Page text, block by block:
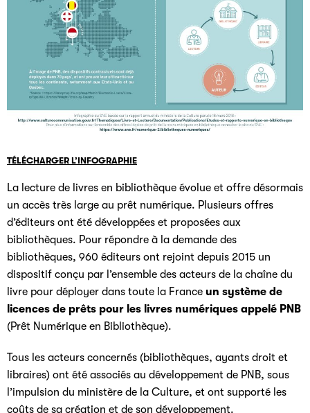
TÉLÉCHARGER L’INFOGRAPHIE
La lecture de livres en bibliothèque évolue et offre désormais
un accès très large au prêt numérique. Plusieurs offres
d’éditeurs ont été développées et proposées aux
bibliothèques. Pour répondre à la demande des
bibliothèques, 960 éditeurs ont rejoint depuis 2015 un
dispositif conçu par l’ensemble des acteurs de la chaîne du
livre pour déployer dans toute la France un système de
licences de prêts pour les livres numériques appelé PNB
(Prêt Numérique en Bibliothèque).
Tous les acteurs concernés (bibliothèques, ayants droit et
libraires) ont été associés au développement de PNB, sous
l’impulsion du ministère de la Culture, et ont supporté les
coûts de sa création et de son développement.